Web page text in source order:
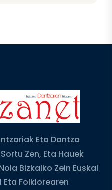
Eta Dantza
Zen, Eta Hauek
Bizkaiko Zein Euskal
Folklorearen